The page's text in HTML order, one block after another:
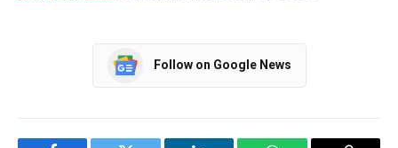
Follow on Google News